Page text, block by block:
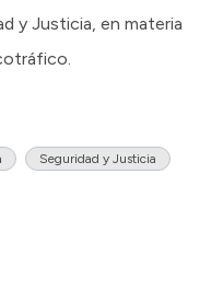
y Justicia, en materia
Seguridad y Justicia